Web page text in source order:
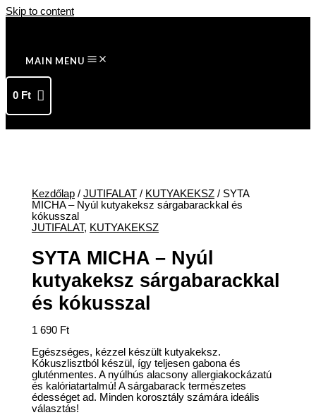
Skip to content
MAIN MENU
0 Ft
Kezdőlap /JUTIFALAT / KUTYAKEKSZ / SYTA
MICHA – Nyúl kutyakeksz sárgabarackkal és
kókusszal
JUTIFALAT, KUTYAKEKSZ
SYTA MICHA – Nyúl
kutyakeksz sárgabarackkal
és kókusszal
1 690 Ft
Egészséges, kézzel készült kutyakeksz.
Kókuszlisztból készül, így teljesen gabona és
gluténmentes. A nyúlhús alacsony allergiakockázatú
és kalóriatartalmú! A sárgabarack természetes
édességet ad. Minden korosztály számára ideális
választás!